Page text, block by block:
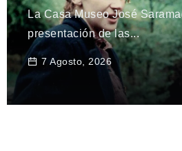
La Casa Museo José
presentación de las...
7 Agosto, 2026